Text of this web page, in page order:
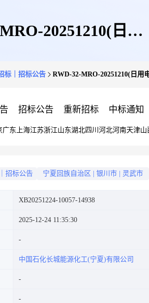
20251210(日用
标｜招标公告 RWD-32-MRO-20251210(日用
招标公告 重新招标 中标通知
广东 上海江苏浙江山东湖北四川 河北河南天津山
招标公告 宁夏回族自治区 银川市 灵武市
XB20251224-10057-14938
2025-12-24 11:35:30
中国石化长城能源化工(宁夏)有限公司